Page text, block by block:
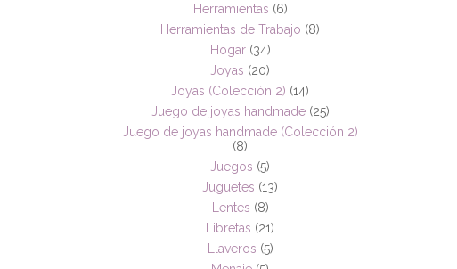
Herramientas (6)
Herramientas de Trabajo (8)
Hogar (34)
Joyas (20)
Joyas (Colección 2) (14)
Juego de joyas handmade (25)
Juego de joyas handmade (Colección 2)
(8)
Juegos (5)
Juguetes (13)
Lentes (8)
Libretas (21)
Llaveros (5)